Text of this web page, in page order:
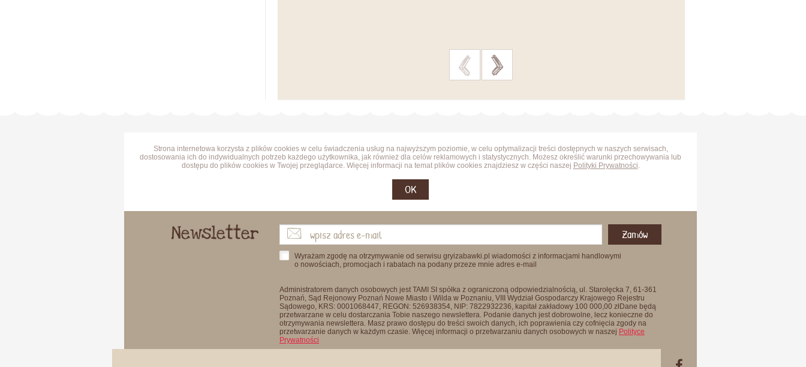
> >
Strona internetowa korzysta z plików cookies w celu świadczenia usług na najwyższym poziomie, w celu optymalizacji treści dostępnych w naszych serwisach,
dostosowania ich do indywidualnych potrzeb każdego użytkownika, jak również dla celów reklamowych i statystycznych. Możesz określić warunki przechowywania lub
dostępu do plików cookies w Twojej przeglądarce. Więcej informacji na temat plików cookies znajdziesz w części naszej Polityki Prywatności
OK
Newsletter Zamów
Wyrażam zgodę na otrzymywanie od serwisu gryizabawki.pl wiadomości z informacjami handlowymi
o nowościach, promocjach i rabatach na podany przeze mnie adres e-mail
Administratorem danych osobowych jest TAMI SI spółka z ograniczoną odpowiedzialnością, ul. Starołęcka 7, 61-361
Poznań, Sąd Rejonowy Poznań Nowe Miasto i Wilda w Poznaniu, VIII Wydział Gospodarczy Krajowego Rejestru
Sądowego, KRS: 0001068447, REGON: 526938354, NIP: 7822932236, kapitał zakładowy 100 000,00 złDane będą
przetwarzane w celu dostarczania Tobie naszego newslettera. Podanie danych jest dobrowolne, lecz konieczne do
otrzymywania newslettera. Masz prawo dostępu do treści swoich danych, ich poprawienia czy cofnięcia zgody na
przetwarzanie danych w każdym czasie. Więcej informacji o przetwarzaniu danych osobowych w naszej Polityce
Prywatności